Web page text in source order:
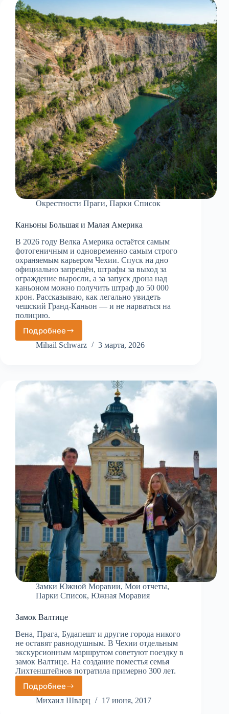
Окрестности Праги, Парки Список
Каньоны Большая и Малая Америка
В 2026 году Велка Америка остаётся самым
фотогеничным и одновременно самым строго
охраняемым карьером Чехии. Спуск на дно
официально запрещён, штрафы за выход за
ограждение выросли, а за запуск дрона над
каньоном можно получить штраф до 50 000
крон. Рассказываю, как легально увидеть
чешский Гранд-Каньон — и не нарваться на
полицию.
Подробнее
Каньоны
Большая
Mihail Schwarz 3 марта, 2026
Замки Южной Моравии, Мои отчеты,
Парки Список, Южная Моравия
Замок Валтице
Вена, Прага, Будапешт и другие города никого
не оставят равнодушным. В Чехии отдельным
экскурсионным маршрутом советуют поездку в
замок Валтице. На создание поместья семья
Лихтенштейнов потратила примерно 300 лет.
Подробнее
Замок
Валтице
Михаил Шварц 17 июня, 2017